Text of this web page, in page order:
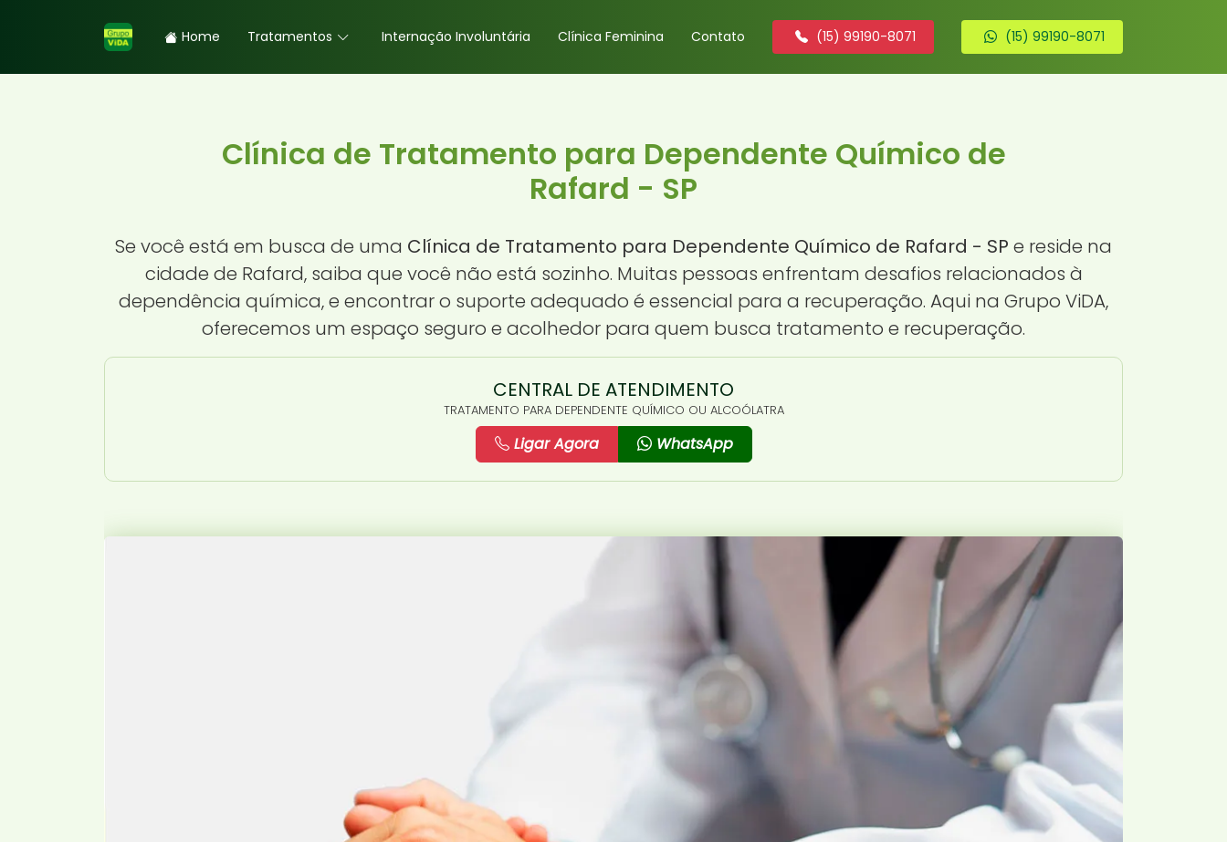
Home Tratamentos Internação Involuntária Clínica Feminina Contato (15) 99190-8071 (15) 99190-8071
Clínica de Tratamento para Dependente Químico de
Rafard - SP
Se você está em busca de uma Clínica de Tratamento para Dependente Químico de Rafard - SP e reside na
cidade de Rafard, saiba que você não está sozinho. Muitas pessoas enfrentam desafios relacionados à
dependência química, e encontrar o suporte adequado é essencial para a recuperação. Aqui na Grupo ViDA,
oferecemos um espaço seguro e acolhedor para quem busca tratamento e recuperação.
CENTRAL DE ATENDIMENTO
TRATAMENTO PARA DEPENDENTE QUÍMICO OU ALCOÓLATRA
Ligar Agora WhatsApp